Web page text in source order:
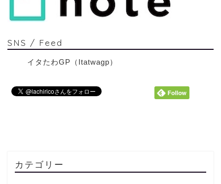
SNS / Feed
イタたわGP（Itatwagp）
カテゴリー